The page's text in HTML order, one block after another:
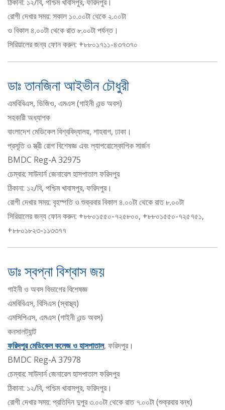
রোগী দেখার সময়: সকাল ১০.০০টা থেকে ২.০০টা
ও বিকাল ৪.০০টা থেকে রাত ৮.০০টা পর্যন্ত।
সিরিয়ালের জন্য ফোন করুন: +৮৮০১৭১১-৪৩৭৩৭০
ডাঃ তানজিনা আইভীন চৌধুরী
এমবিবিএস, ডিজিও, এমএস (গাইনী এন্ড অবস)
সহকারী অধ্যাপক
বাংলাদেশ মেডিকেল বিশ্ববিদ্যালয়, শাহবাগ, ঢাকা।
প্রসূতি ও স্ত্রী রোগ বিশেষজ্ঞ এবং ল্যাপরোস্কোপিক সার্জন
BMDC Reg-A 32975
চেম্বার: সাউদার্ন জেনারেল হাসপাতাল ফরিদপুর
ঠিকানা: ১২/বি, পশ্চিম খাবাসপুর, ফরিদপুর।
রোগী দেখার সময়: বৃহস্পতি ও শুক্রবার বিকাল ৪.০০টা থেকে রাত ৮.০০টা
সিরিয়ালের জন্য ফোন করুন: +৮৮০১৫৫০-৭২৫৮০০, +৮৮০১৫৫০-৭২৫৭৫১,
+৮৮০১৮২৩-১১৩৩৭৭
ডাঃ স্বপ্না বিশ্বাস জয়
গাইনী ও অবস বিভাগের বিশেষজ্ঞ
এমবিবিএস, বিসিএস (স্বাস্থ্য)
এমসিপিএস, এমএস (গাইনী এন্ড অবস)
কনসালট্যান্ট
ফরিদপুর মেডিকেল কলেজ ও হাসপাতাল, ফরিদপুর।
BMDC Reg-A 37978
চেম্বার: সাউদার্ন জেনারেল হাসপাতাল ফরিদপুর
ঠিকানা: ১২/বি, পশ্চিম খাবাসপুর, ফরিদপুর।
রোগী দেখার সময়: প্রতিদিন দুপুর ৩.০০টা থেকে রাত ৭.০০টা (শুক্রবার বন্ধ)